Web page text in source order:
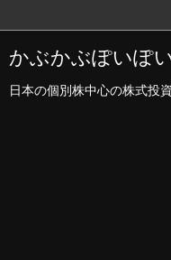
かぶかぶぽいぽ
日本の個別株中心の株式投